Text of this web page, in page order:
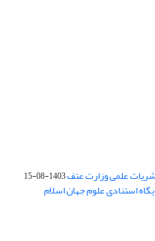
علمی وزارت عتف1403-08-15
استنادی علوم جهان اسلام